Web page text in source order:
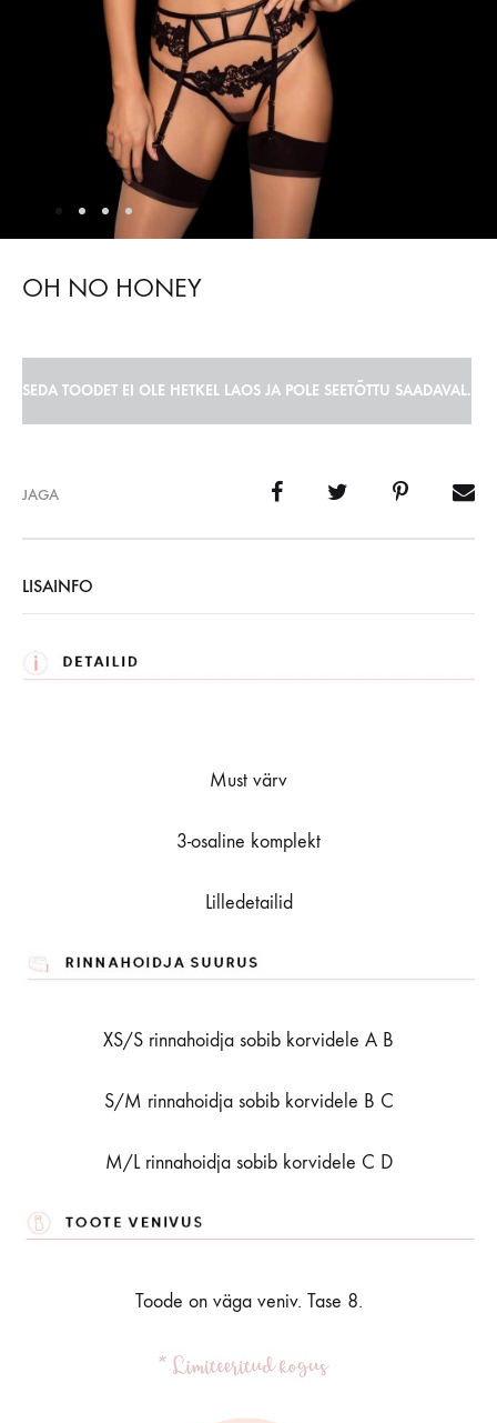
OH NO HONEY
SEDA TOODET EI OLE HETKEL LAOS JA POLE SEETÕTTU SAADAVAL.
JAGA
LISAINFO
Must värv
3-osaline komplekt
Lilledetailid
XS/S rinnahoidja sobib korvidele A B
S/M rinnahoidja sobib korvidele B C
M/L rinnahoidja sobib korvidele C D
Toode on väga veniv. Tase 8.